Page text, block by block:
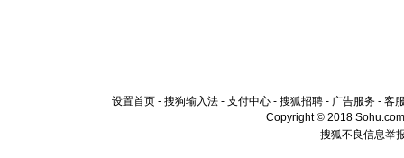
设置首页 - 搜狗输入法 - 支付中心 - 搜狐招聘 - 广告服务 - 客
Copyright © 2018
搜狐不良信息举